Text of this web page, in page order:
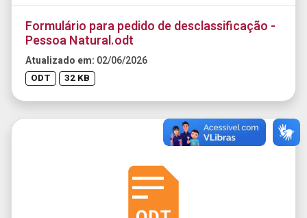
Formulário para pedido de desclassificação -
Pessoa Natural.odt
Atualizado em: 02/06/2026
ODT 32 KB